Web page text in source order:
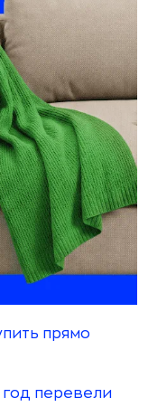
прямо
перевели